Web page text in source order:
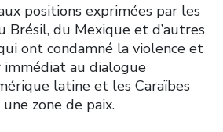
positions exprimées par les
Brésil, du Mexique et d’autres
ont condamné la violence et
au dialogue
latine et les Caraïbes
zone de paix.